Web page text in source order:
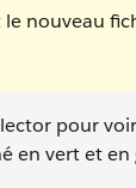
nouveau
pour
en vert et en